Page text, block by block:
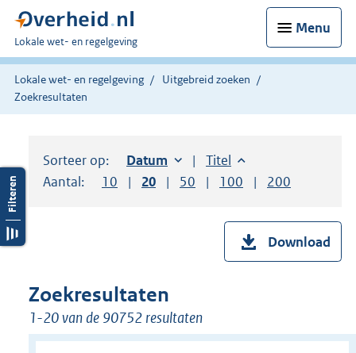
Menu
U
bent
hier:
Lokale wet- en regelgeving
Lokale wet- en regelgeving
Uitgebreid zoeken
Zoekresultaten
Sorteer op: Sorteer op:
Datum oplopendSorteer op:
Titel oplopend
Aantal:
Toon
10 resultaten per pagina
Toon
20 resultaten per pagina
Toon
50 resultaten per pagina
Toon
100 resultaten per
Toon
200
Download
Zoekresultaten
1-20 van de 90752 resultaten